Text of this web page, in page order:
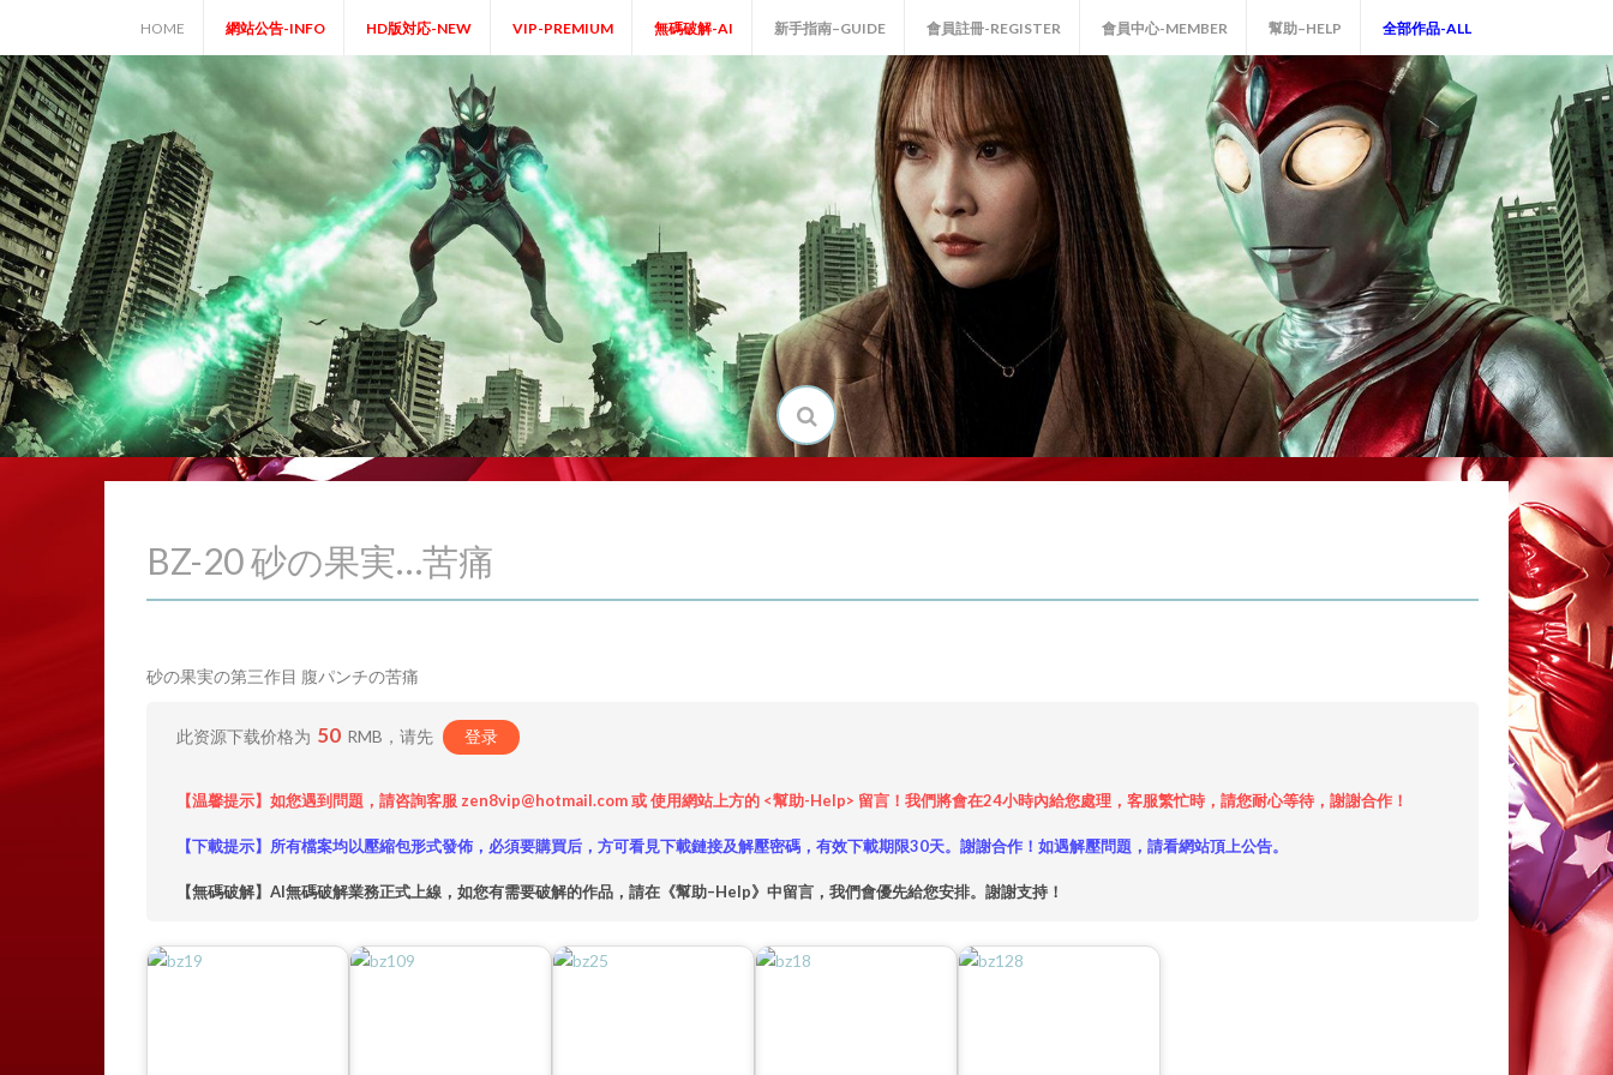
content
HOME 網站公告-INFO HD版対応-NEW VIP-PREMIUM 無碼破解-AI 新手指南–GUIDE 會員註冊-REGISTER 會員中心-MEMBER 幫助–HELP 全部作品-ALL
BZ-20 砂の果実…苦痛
砂の果実の第三作目 腹パンチの苦痛
此资源下载价格为 50 RMB，请先 登录
【温馨提示】如您遇到問題，請咨詢客服 zen8vip@hotmail.com 或 使用網站上方的 <幫助-Help> 留言！我們將會在24小時內給您處理，客服繁忙時，請您耐心等待，謝謝合作！
【下載提示】所有檔案均以壓縮包形式發佈，必須要購買后，方可看見下載鏈接及解壓密碼，有效下載期限30天。謝謝合作！如遇解壓問題，請看網站頂上公告。
【無碼破解】AI無碼破解業務正式上線，如您有需要破解的作品，請在《幫助–Help》中留言，我們會優先給您安排。謝謝支持！